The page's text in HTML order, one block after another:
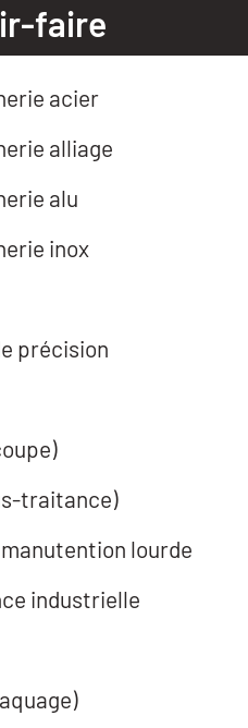
faire
acier
alliage
alu
inox
précision
traitance)
lourde
industrielle